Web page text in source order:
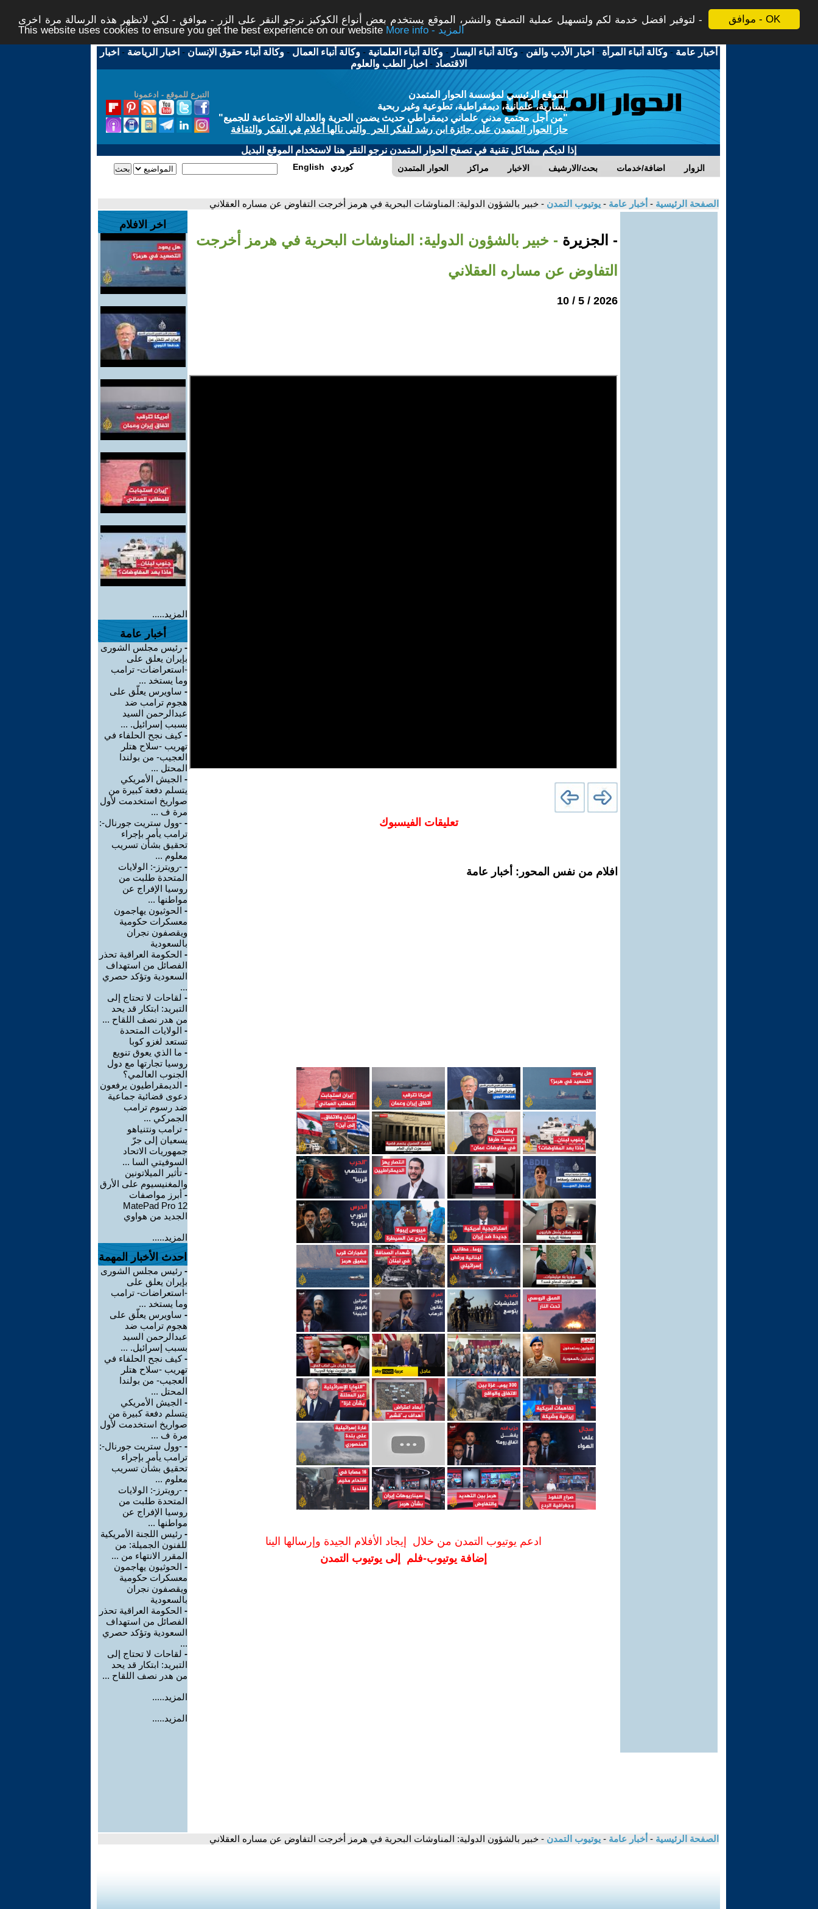
موافق - OK
لتوفير افضل خدمة لكم ولتسهيل عملية التصفح والنشر، الموقع يستخدم بعض أنواع الكوكيز نرجو النقر على الزر - موافق - لكي لاتظهر هذه الرسالة مرة اخرى -
This website uses cookies to ensure you get the best experience on our website
More info - المزيد
أخبار عامة -وكالة أنباء المرأة - اخبار الأدب والفن -وكالة أنباء اليسار -وكالة أنباء العلمانية -وكالة أنباء العمال -وكالة أنباء حقوق الإنسان - اخبار الرياضة - اخبار
الاقتصاد - اخبار الطب والعلوم
التبرع للموقع - ادعمونا
الموقع الرئيسي لمؤسسة الحوار المتمدن
يسارية، علمانية، ديمقراطية، تطوعية وغير ربحية
"من أجل مجتمع مدني علماني ديمقراطي حديث يضمن الحرية والعدالة الاجتماعية للجميع"
حاز الحوار المتمدن على جائزة ابن رشد للفكر الحر والتى نالها أعلام في الفكر والثقافة
إذا لديكم مشاكل تقنية في تصفح الحوار المتمدن نرجو النقر هنا لاستخدام الموقع البديل
الحوار المتمدن مراكز الاخبار بحث/الارشيف اضافة/خدمات الزوار English كوردي
الصفحة الرئيسية - أخبار عامة - يوتيوب التمدن - خبير بالشؤون الدولية: المناوشات البحرية في هرمز أخرجت التفاوض عن مساره العقلاني
- الجزيرة - خبير بالشؤون الدولية: المناوشات البحرية في هرمز أخرجت
التفاوض عن مساره العقلاني
2026 / 5 / 10
تعليقات الفيسبوك
افلام من نفس المحور: أخبار عامة
ادعم يوتيوب التمدن من خلال إيجاد الأفلام الجيدة وإرسالها الينا
إضافة يوتيوب-فلم إلى يوتيوب التمدن
اخر الافلام
المزيد.....
أخبار عامة
- رئيس مجلس الشورى
بإيران يعلق على
-استعراضات- ترامب
وما يستخد ...
- ساويرس يعلّق على
هجوم ترامب ضد
عبدالرحمن السيد
بسبب إسرائيل. ...
-كيف نجح الحلفاء في
تهريب -سلاح هتلر
العجيب- من بولندا
المحتل ...
- الجيش الأمريكي
يتسلم دفعة كبيرة من
صواريخ استخدمت لأول
مرة ف ...
- -وول ستريت جورنال-:
ترامب يأمر بإجراء
تحقيق بشأن تسريب
معلوم ...
- -رويترز-: الولايات
المتحدة طلبت من
روسيا الإفراج عن
مواطنها ...
- الحوثيون يهاجمون
معسكرات حكومية
ويقصفون نجران
بالسعودية
- الحكومة العراقية تحذر
الفصائل من استهداف
السعودية وتؤكد حصري
...
- لقاحات لا تحتاج إلى
التبريد: ابتكار قد يحد
من هدر نصف اللقاح ...
- الولايات المتحدة
تستعد لغزو كوبا
- ما الذي يعوق تنويع
روسيا تجارتها مع دول
الجنوب العالمي؟
- الديمقراطيون يرفعون
دعوى قضائية جماعية
ضد رسوم ترامب
الجمركي ...
- ترامب ونتنياهو
يسعيان إلى جرّ
جمهوريات الاتحاد
السوفيتي السا ...
- تأثير الميلاتونين
والمغنيسيوم على الأرق
- أبرز مواصفات
MatePad Pro 12
الجديد من هواوي
المزيد.....
احدث الأخبار المهمة
- رئيس مجلس الشورى
بإيران يعلق على
-استعراضات- ترامب
وما يستخد ...
- ساويرس يعلّق على
هجوم ترامب ضد
عبدالرحمن السيد
بسبب إسرائيل. ...
-كيف نجح الحلفاء في
تهريب -سلاح هتلر
العجيب- من بولندا
المحتل ...
- الجيش الأمريكي
يتسلم دفعة كبيرة من
صواريخ استخدمت لأول
مرة ف ...
- -وول ستريت جورنال-:
ترامب يأمر بإجراء
تحقيق بشأن تسريب
معلوم ...
- -رويترز-: الولايات
المتحدة طلبت من
روسيا الإفراج عن
مواطنها ...
- رئيس اللجنة الأمريكية
للفنون الجميلة: من
المقرر الانتهاء من ...
- الحوثيون يهاجمون
معسكرات حكومية
ويقصفون نجران
بالسعودية
- الحكومة العراقية تحذر
الفصائل من استهداف
السعودية وتؤكد حصري
...
- لقاحات لا تحتاج إلى
التبريد: ابتكار قد يحد
من هدر نصف اللقاح ...
المزيد.....
المزيد.....
الصفحة الرئيسية - أخبار عامة - يوتيوب التمدن - خبير بالشؤون الدولية: المناوشات البحرية في هرمز أخرجت التفاوض عن مساره العقلاني